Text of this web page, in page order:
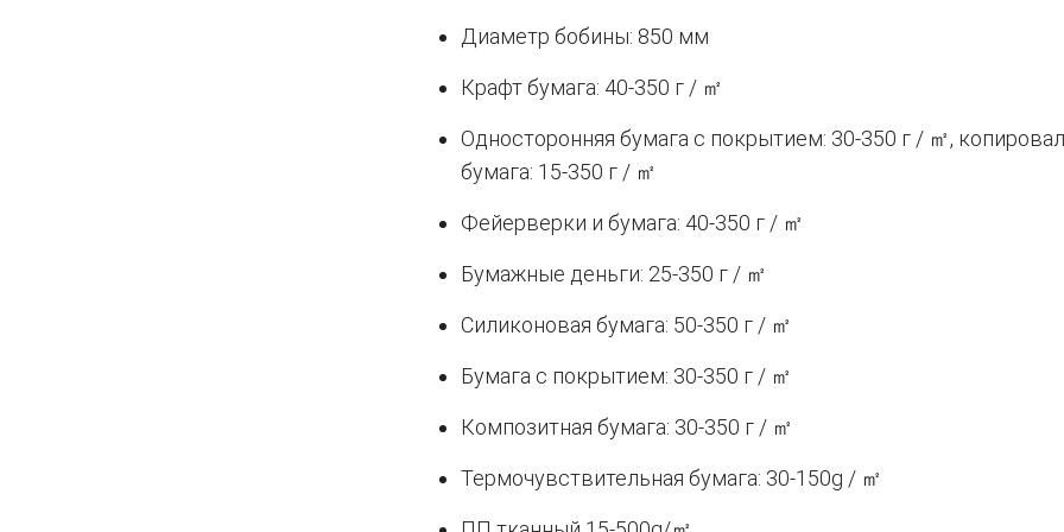
Диаметр бобины: 850 мм
Крафт бумага: 40-350 г / ㎡
Односторонняя бумага с покрытием: 30-350 г / ㎡,
бумага: 15-350 г / ㎡
Фейерверки и бумага: 40-350 г / ㎡
Бумажные деньги: 25-350 г / ㎡
Силиконовая бумага: 50-350 г / ㎡
Бумага с покрытием: 30-350 г / ㎡
Композитная бумага: 30-350 г / ㎡
Термочувствительная бумага: 30-150g / ㎡